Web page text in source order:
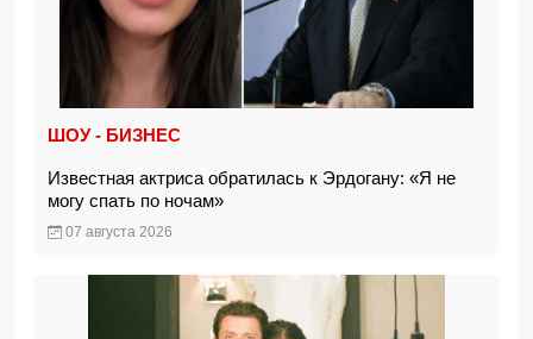
ШОУ - БИЗНЕС
Известная актриса обратилась к Эрдогану: «Я не
могу спать по ночам»
07 августа 2026